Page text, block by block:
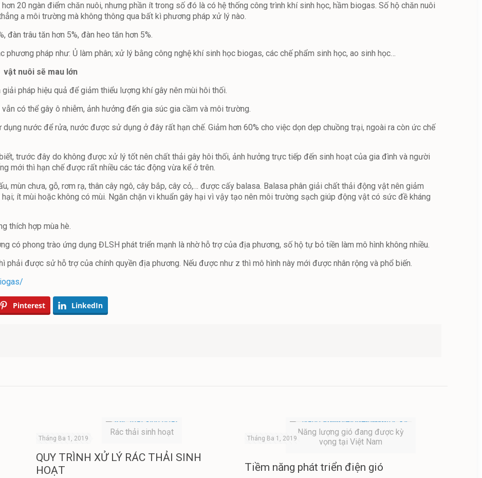
20 ngàn điểm chăn nuôi, nhưng phần ít trong số đó là có hệ thống công trình khí sinh học, hầm biogas. Số hộ chăn nuôi
a môi trường mà không thông qua bất kì phương pháp xử lý nào.
đàn trâu tăn hơn 5%, đàn heo tăn hơn 5%.
pháp như: Ủ làm phân; xử lý bằng công nghệ khí sinh học biogas, các chế phẩm sinh học, ao sinh học…
nuôi sẽ mau lớn
pháp hiệu quả để giảm thiểu lượng khí gây nên mùi hôi thối.
có thể gây ô nhiễm, ảnh hưởng đến gia súc gia cầm và môi trường.
nước để rửa, nước được sử dụng ở đây rất hạn chế. Giảm hơn 60% cho việc dọn dẹp chuồng trại, ngoài ra còn ức chế
trước đây do không được xử lý tốt nên chất thải gây hôi thối, ảnh hưởng trực tiếp đến sinh hoạt của gia đình và người
mới thì hạn chế được rất nhiều các tác động vừa kể ở trên.
mùn chưa, gỗ, rơm rạ, thân cây ngô, cây bắp, cây cỏ,… được cấy balasa. Balasa phân giải chất thải động vật nên giảm
ít mùi hoặc không có mùi. Ngăn chặn vi khuẩn gây hại vì vậy tạo nên môi trường sạch giúp động vật có sức đề kháng
thích hợp mùa hè.
có phong trào ứng dụng ĐLSH phát triển mạnh là nhờ hỗ trợ của địa phương, số hộ tự bỏ tiền làm mô hình không nhiều.
phải được sử hỗ trợ của chính quyền địa phương. Nếu được như z thì mô hình này mới được nhân rộng và phổ biến.
Pinterest LinkedIn
Rác thải sinh hoạt
Tháng Ba 1, 2019
QUY TRÌNH XỬ LÝ RÁC THẢI SINH
HOẠT
Năng lượng gió đang được kỳ
vọng tại Việt Nam
Tháng Ba 1, 2019
Tiềm năng phát triển điện gió